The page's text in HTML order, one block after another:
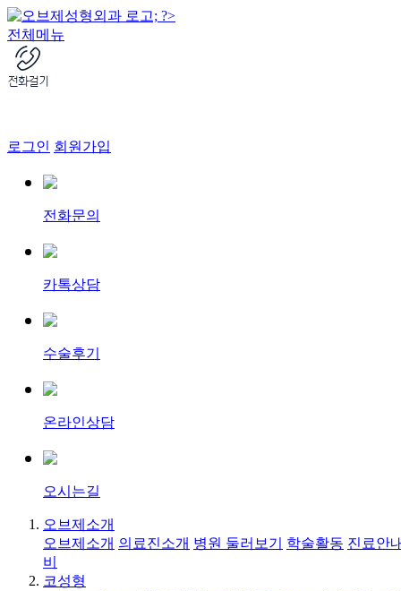
전체메뉴
로그인 회원가입
전화문의
카톡상담
수술후기
온라인상담
오시는길
오브제소개
오브제소개 의료진소개 병원 둘러보기 학술활동 진료안
비
코성형